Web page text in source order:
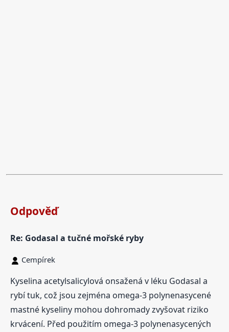
Odpověď
Re: Godasal a tučné mořské ryby
Cempírek
Kyselina acetylsalicylová onsažená v léku Godasal a
rybí tuk, což jsou zejména omega-3 polynenasycené
mastné kyseliny mohou dohromady zvyšovat riziko
krvácení. Před použitím omega-3 polynenasycených